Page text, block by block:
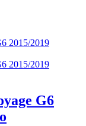
G6